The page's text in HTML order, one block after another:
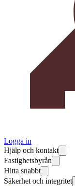
Logga in
Hjälp och kontakt
Fastighetsbyrån
Hitta snabbt
Säkerhet och integritet